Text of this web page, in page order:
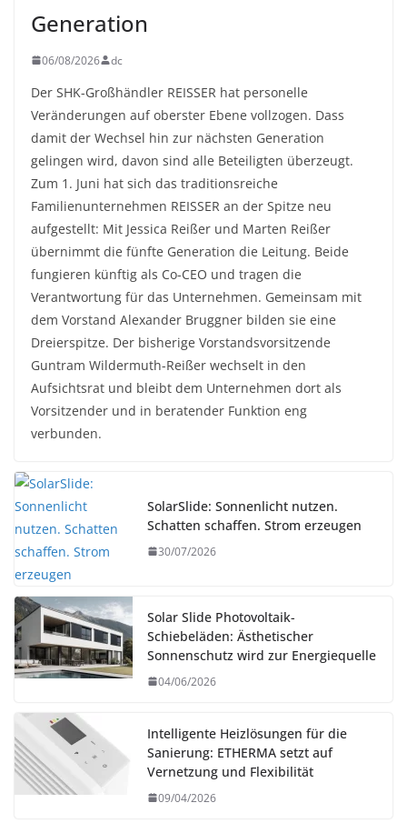
Generation
06/08/2026 dc
Der SHK-Großhändler REISSER hat personelle
Veränderungen auf oberster Ebene vollzogen. Dass
damit der Wechsel hin zur nächsten Generation
gelingen wird, davon sind alle Beteiligten überzeugt.
Zum 1. Juni hat sich das traditionsreiche
Familienunternehmen REISSER an der Spitze neu
aufgestellt: Mit Jessica Reißer und Marten Reißer
übernimmt die fünfte Generation die Leitung. Beide
fungieren künftig als Co-CEO und tragen die
Verantwortung für das Unternehmen. Gemeinsam mit
dem Vorstand Alexander Bruggner bilden sie eine
Dreierspitze. Der bisherige Vorstandsvorsitzende
Guntram Wildermuth-Reißer wechselt in den
Aufsichtsrat und bleibt dem Unternehmen dort als
Vorsitzender und in beratender Funktion eng
verbunden.
SolarSlide: Sonnenlicht nutzen.
Schatten schaffen. Strom erzeugen
30/07/2026
Solar Slide Photovoltaik-
Schiebeläden: Ästhetischer
Sonnenschutz wird zur Energiequelle
04/06/2026
Intelligente Heizlösungen für die
Sanierung: ETHERMA setzt auf
Vernetzung und Flexibilität
09/04/2026